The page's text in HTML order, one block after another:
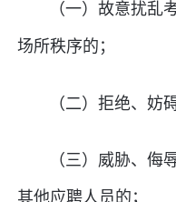
（一）故意扰乱
场所秩序的；
（二）拒绝、妨
（三）威胁、侮
其他应聘人员的；